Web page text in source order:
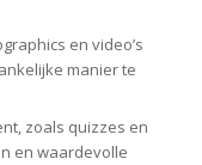
en video’s
manier te
zoals quizzes en
en waardevolle